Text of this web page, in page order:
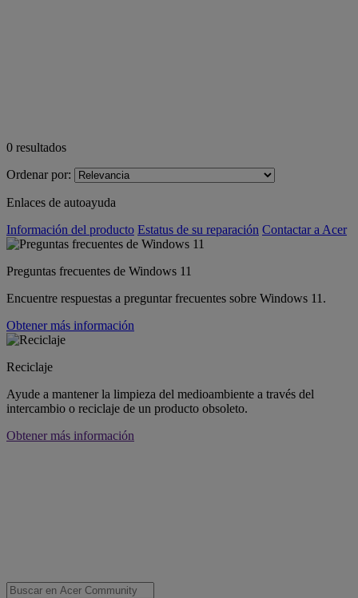
0 resultados
Ordenar por:
Enlaces de autoayuda
Información del producto Estatus de su reparación Contactar a Acer
Preguntas frecuentes de Windows 11
Encuentre respuestas a preguntar frecuentes sobre Windows 11.
Obtener más información
Reciclaje
Ayude a mantener la limpieza del medioambiente a través del
intercambio o reciclaje de un producto obsoleto.
Obtener más información